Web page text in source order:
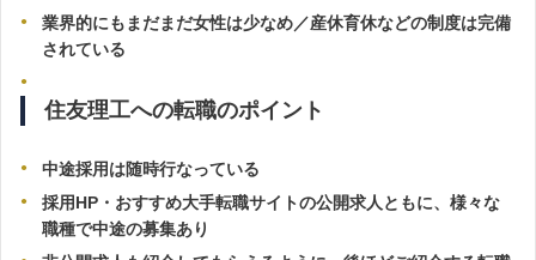
業界的にもまだまだ女性は少なめ／産休育休などの制度は完備
されている
住友理工への転職のポイント
中途採用は随時行なっている
採用HP・おすすめ大手転職サイトの公開求人ともに、様々な
職種で中途の募集あり